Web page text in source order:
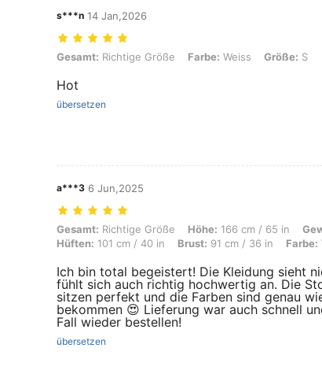
s***n 14 Jan,2026
Gesamt: Richtige Größe, Farbe: Weiss, Größe: S
Gesamt: Richtige Größe Farbe: Weiss Größe: S
Hot
übersetzen
a***3 6 Jun,2025
Gesamt: Richtige Größe, Höhe: 166 cm / 65 in, Gewicht: 58
Gesamt: Richtige Größe Höhe: 166 cm / 65 in
Hüften: 101 cm / 40 in Brust: 91 cm / 36 in Farbe:
Ich bin total begeistert! Die Kleidung sieht
fühlt sich auch richtig hochwertig an. Die
sitzen perfekt und die Farben sind genau
bekommen 😍 Lieferung war auch schnell
Fall wieder bestellen!
übersetzen